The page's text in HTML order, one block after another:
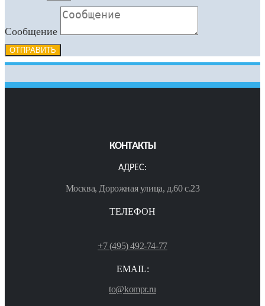
Сообщение
ОТПРАВИТЬ
КОНТАКТЫ
АДРЕС:
Москва, Дорожная улица, д.60 с.23
ТЕЛЕФОН
+7 (495) 492-74-77
EMAIL:
to@kompr.ru